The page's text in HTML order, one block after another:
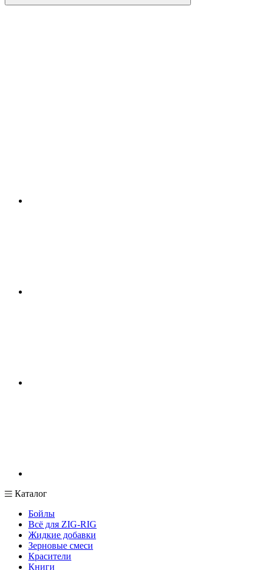
Каталог
Бойлы
Всё для ZIG-RIG
Жидкие добавки
Зерновые смеси
Красители
Книги